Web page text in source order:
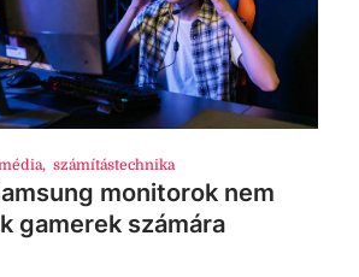
, számítástechnika
monitorok nem
gamerek számára